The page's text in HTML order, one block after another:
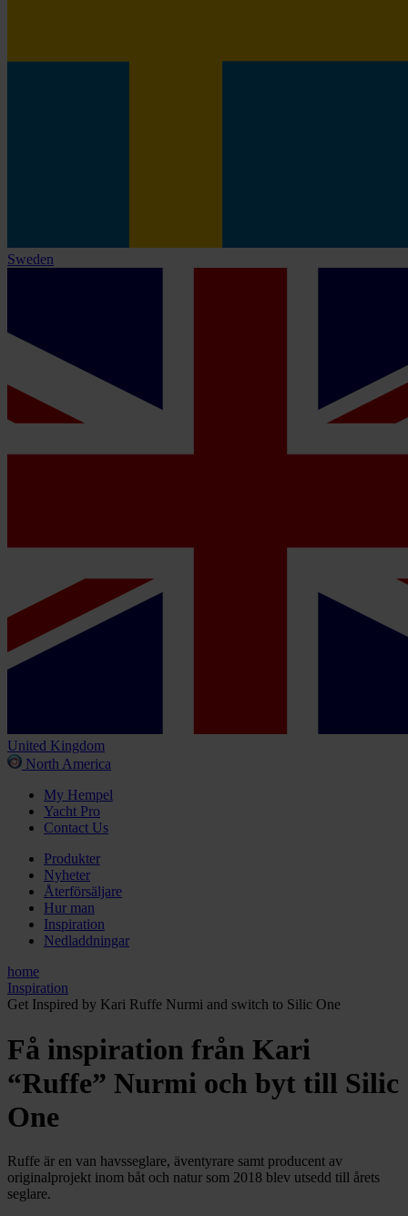
Sweden
United Kingdom
North America
My Hempel
Yacht Pro
Contact Us
Produkter
Nyheter
Återförsäljare
Hur man
Inspiration
Nedladdningar
home
Inspiration
Get Inspired by Kari Ruffe Nurmi and switch to Silic One
Få inspiration från Kari
“Ruffe” Nurmi och byt till Silic
One
Ruffe är en van havsseglare, äventyrare samt producent av
originalprojekt inom båt och natur som 2018 blev utsedd till årets
seglare.